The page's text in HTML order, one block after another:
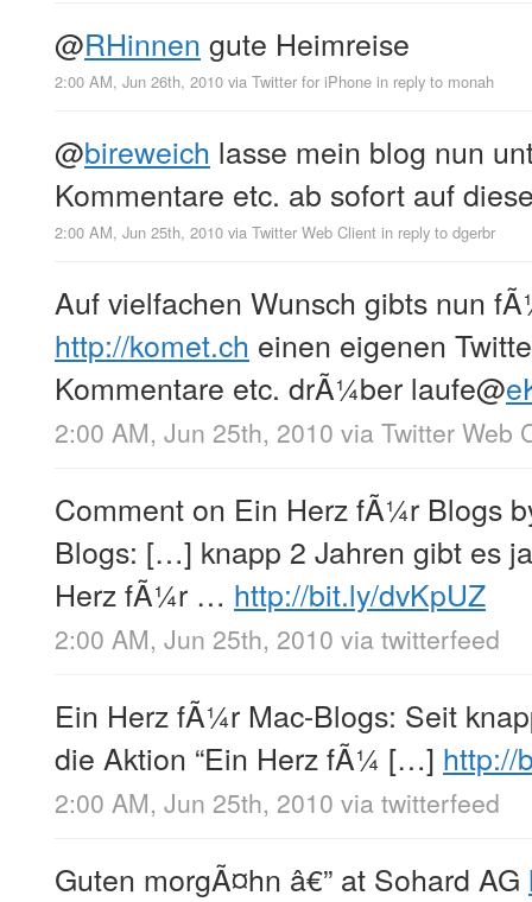
@RHinnen gute Heimreise
2:00 AM, Jun 26th, 2010 via Twitter for iPhone in reply to monah
@bireweich lasse mein blog nun
Kommentare etc. ab sofort auf
2:00 AM, Jun 25th, 2010 via Twitter Web Client in reply to dgerbr
Auf vielfachen Wunsch gibts nun
http://komet.ch einen eigenen
Kommentare etc. drÃ¼ber laufe@
2:00 AM, Jun 25th, 2010 via Twitter Web
Comment on Ein Herz fÃ¼r Blogs
Blogs: […] knapp 2 Jahren gibt es
Herz fÃ¼r … http://bit.ly/dvKpUZ
2:00 AM, Jun 25th, 2010 via twitterfeed
Ein Herz fÃ¼r Mac-Blogs: Seit
die Aktion “Ein Herz fÃ¼ […] http://
2:00 AM, Jun 25th, 2010 via twitterfeed
Guten morgÃ¤hn â€” at Sohard AG